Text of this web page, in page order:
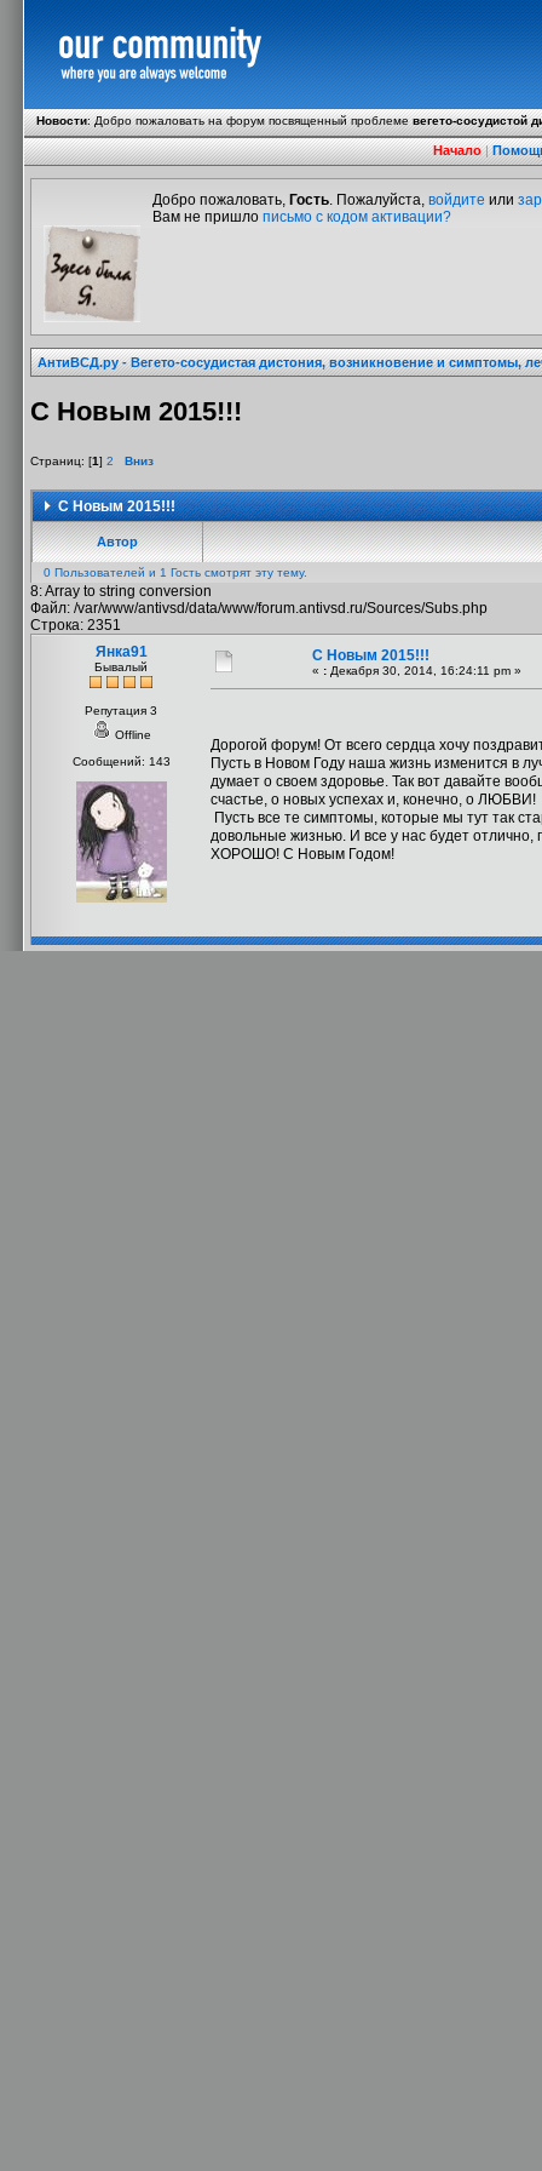
Новости:Добро пожаловать на форум посвященный проблемевегето-сосудистой
Начало|
Добро пожаловать, Гость. Пожалуйста, войдите или
Вам не пришло письмо с кодом активации?
АнтиВСД.ру - Вегето-сосудистая дистония, возникновение и симптомы,
С Новым 2015!!!
Страниц: [1] 2 Вниз
С Новым 2015!!!
Автор
0 Пользователей и 1 Гость смотрят эту тему.
8: Array to string conversion
Файл: /var/www/antivsd/data/www/forum.antivsd.ru/Sources/Subs.php
Строка: 2351
Янка91
Бывалый
Репутация 3
Offline
Сообщений: 143
С Новым 2015!!!
« : Декабря 30, 2014, 16:24:11 pm »
Дорогой форум! От всего сердца хочу
Пусть в Новом Году наша жизнь изменится в
думает о своем здоровье. Так вот давайте
счастье, о новых успехах и, конечно, о ЛЮБВИ!
Пусть все те симптомы, которые мы тут так
довольные жизнью. И все у нас будет отлично,
ХОРОШО! С Новым Годом!